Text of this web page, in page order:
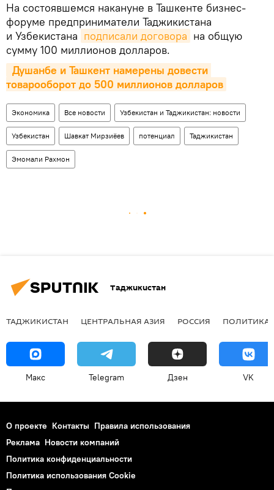
На состоявшемся накануне в Ташкенте бизнес-
форуме предприниматели Таджикистана
и Узбекистана подписали договора на общую
сумму 100 миллионов долларов.
товарооборот до 500 миллионов долларов
Экономика Все новости Узбекистан и Таджикистан: новости
Узбекистан Шавкат Мирзиёев потенциал Таджикистан
Эмомали Рахмон
Таджикистан
ТАДЖИКИСТАН ЦЕНТРАЛЬНАЯ АЗИЯ РОССИЯ ПОЛИТИКА
Макс Telegram Дзен VK
О проекте Контакты Правила использования
Реклама Новости компаний
Политика конфиденциальности
Политика использования Cookie